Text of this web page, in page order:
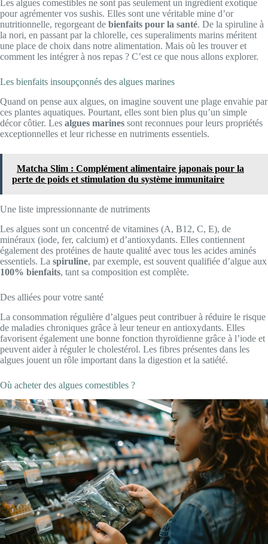
Les algues comestibles ne sont pas seulement un ingrédient exotique
pour agrémenter vos sushis. Elles sont une véritable mine d’or
nutritionnelle, regorgeant de bienfaits pour la santé. De la spiruline à
la nori, en passant par la chlorelle, ces superaliments marins méritent
une place de choix dans notre alimentation. Mais où les trouver et
comment les intégrer à nos repas ? C’est ce que nous allons explorer.
Les bienfaits insoupçonnés des algues marines
Quand on pense aux algues, on imagine souvent une plage envahie par
ces plantes aquatiques. Pourtant, elles sont bien plus qu’un simple
décor côtier. Les algues marines sont reconnues pour leurs propriétés
exceptionnelles et leur richesse en nutriments essentiels.
Matcha Slim : Complément alimentaire japonais pour la
perte de poids et stimulation du système immunitaire
Une liste impressionnante de nutriments
Les algues sont un concentré de vitamines (A, B12, C, E), de
minéraux (iode, fer, calcium) et d’antioxydants. Elles contiennent
également des protéines de haute qualité avec tous les acides aminés
essentiels. La spiruline, par exemple, est souvent qualifiée d’algue aux
100% bienfaits, tant sa composition est complète.
Des alliées pour votre santé
La consommation régulière d’algues peut contribuer à réduire le risque
de maladies chroniques grâce à leur teneur en antioxydants. Elles
favorisent également une bonne fonction thyroïdienne grâce à l’iode et
peuvent aider à réguler le cholestérol. Les fibres présentes dans les
algues jouent un rôle important dans la digestion et la satiété.
Où acheter des algues comestibles ?